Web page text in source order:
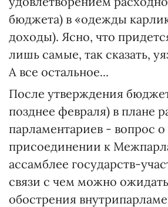
бюджета) в «одежды
доходы). Ясно, что
лишь самые, так сказать,
А все остальное...
После утверждения
позднее февраля) в плане
парламентариев - вопрос о
присоединении к
ассамблее государств-
связи с чем можно
обострения